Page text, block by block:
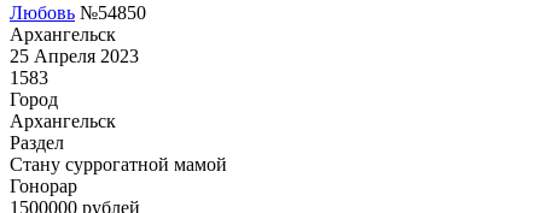
Любовь №54850
Архангельск
25 Апреля 2023
1583
Город
Архангельск
Раздел
Cтану суррогатной мамой
Гонoрар
1500000 рублей